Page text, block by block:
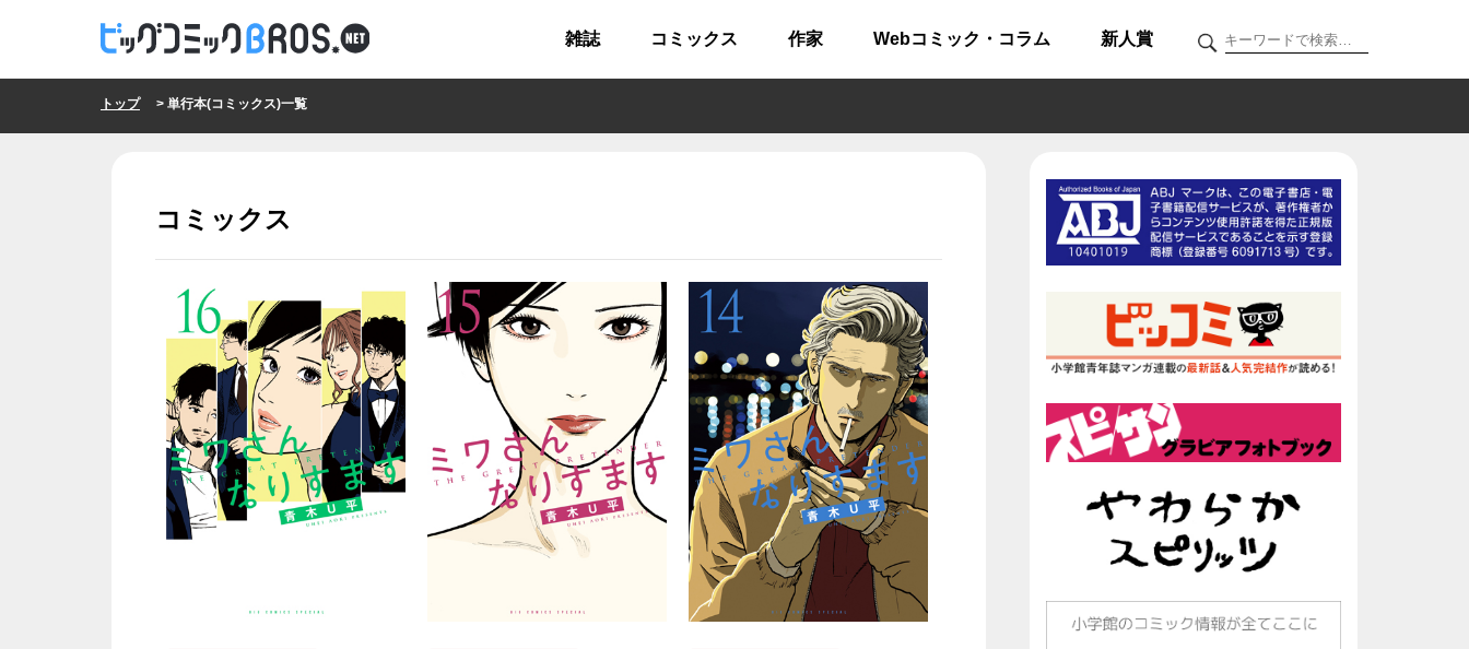
雑誌 コミックス 作家 Webコミック・コラム 新人賞
トップ> 単行本(コミックス)一覧
コミックス